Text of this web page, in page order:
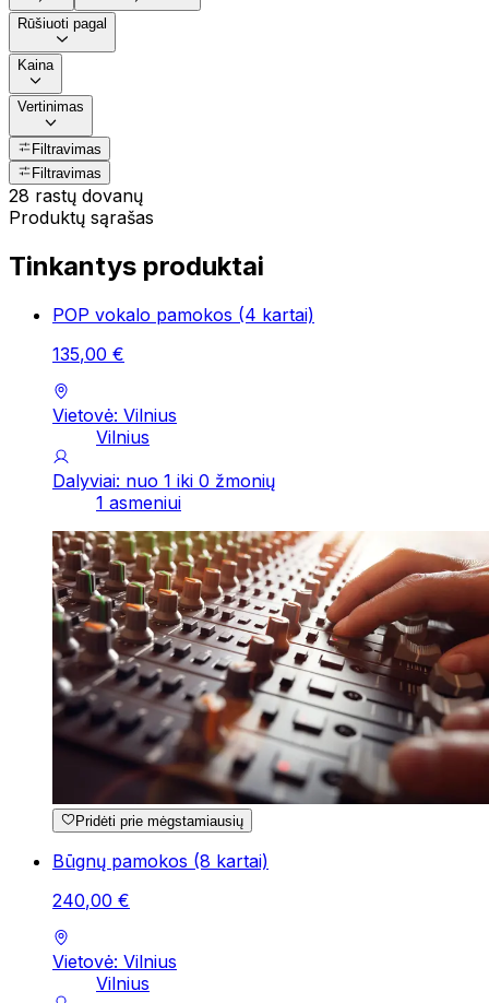
Rūšiuoti pagal
Kaina
Vertinimas
Filtravimas
Filtravimas
28 rastų dovanų
Produktų sąrašas
Tinkantys produktai
POP vokalo pamokos (4 kartai)
135,00 €
Vietovė: Vilnius
Vilnius
Dalyviai: nuo 1 iki 0 žmonių
1 asmeniui
Pridėti prie mėgstamiausių
Būgnų pamokos (8 kartai)
240,00 €
Vietovė: Vilnius
Vilnius